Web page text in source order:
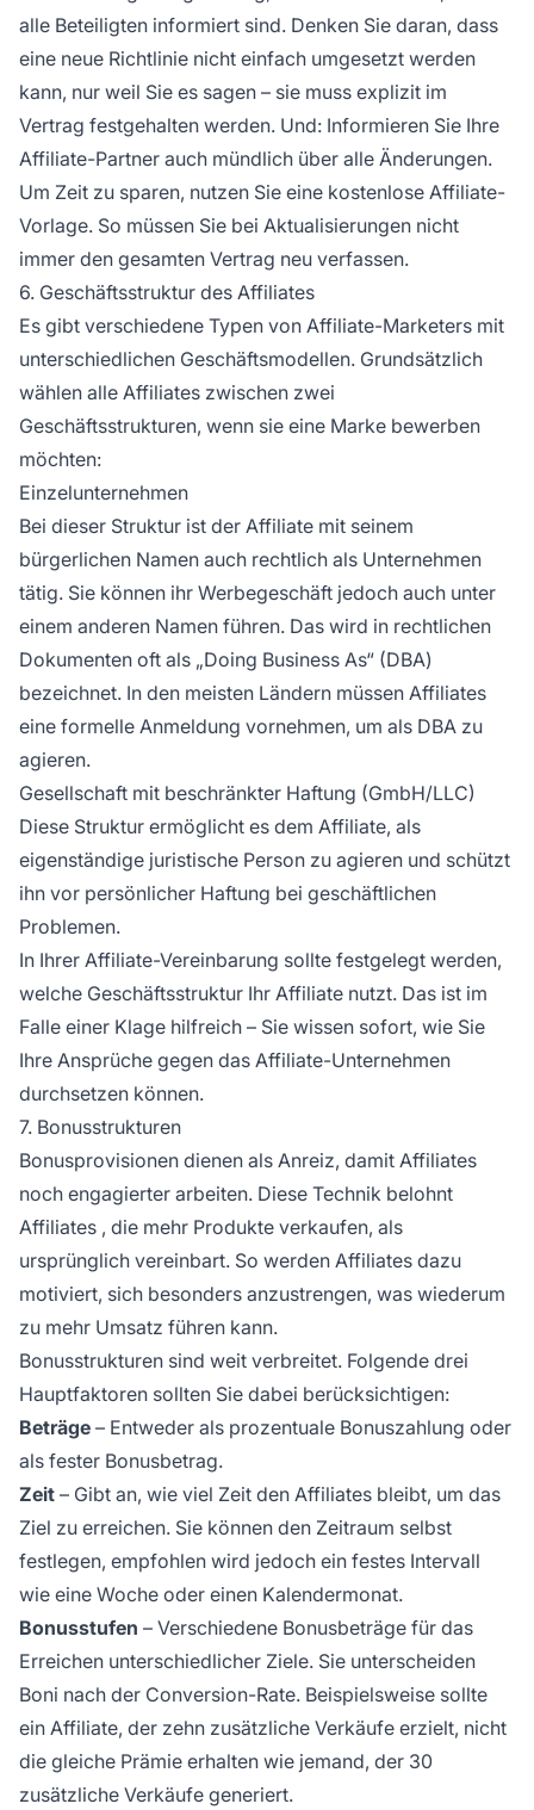
alle Beteiligten informiert sind. Denken Sie daran, dass
eine neue Richtlinie nicht einfach umgesetzt werden
kann, nur weil Sie es sagen – sie muss explizit im
Vertrag festgehalten werden. Und: Informieren Sie Ihre
Affiliate-Partner auch mündlich über alle Änderungen.
Um Zeit zu sparen, nutzen Sie eine kostenlose Affiliate-
Vorlage. So müssen Sie bei Aktualisierungen nicht
immer den gesamten Vertrag neu verfassen.
6. Geschäftsstruktur des Affiliates
Es gibt verschiedene Typen von Affiliate-Marketers mit
unterschiedlichen Geschäftsmodellen. Grundsätzlich
wählen alle Affiliates zwischen zwei
Geschäftsstrukturen, wenn sie eine Marke bewerben
möchten:
Einzelunternehmen
Bei dieser Struktur ist der Affiliate mit seinem
bürgerlichen Namen auch rechtlich als Unternehmen
tätig. Sie können ihr Werbegeschäft jedoch auch unter
einem anderen Namen führen. Das wird in rechtlichen
Dokumenten oft als „Doing Business As“ (DBA)
bezeichnet. In den meisten Ländern müssen Affiliates
eine formelle Anmeldung vornehmen, um als DBA zu
agieren.
Gesellschaft mit beschränkter Haftung (GmbH/LLC)
Diese Struktur ermöglicht es dem Affiliate, als
eigenständige juristische Person zu agieren und schützt
ihn vor persönlicher Haftung bei geschäftlichen
Problemen.
In Ihrer Affiliate-Vereinbarung sollte festgelegt werden,
welche Geschäftsstruktur Ihr Affiliate nutzt. Das ist im
Falle einer Klage hilfreich – Sie wissen sofort, wie Sie
Ihre Ansprüche gegen das Affiliate-Unternehmen
durchsetzen können.
7. Bonusstrukturen
Bonusprovisionen dienen als Anreiz, damit Affiliates
noch engagierter arbeiten. Diese Technik belohnt
Affiliates , die mehr Produkte verkaufen, als
ursprünglich vereinbart. So werden Affiliates dazu
motiviert, sich besonders anzustrengen, was wiederum
zu mehr Umsatz führen kann.
Bonusstrukturen sind weit verbreitet. Folgende drei
Hauptfaktoren sollten Sie dabei berücksichtigen:
Beträge – Entweder als prozentuale Bonuszahlung oder
als fester Bonusbetrag.
Zeit – Gibt an, wie viel Zeit den Affiliates bleibt, um das
Ziel zu erreichen. Sie können den Zeitraum selbst
festlegen, empfohlen wird jedoch ein festes Intervall
wie eine Woche oder einen Kalendermonat.
Bonusstufen – Verschiedene Bonusbeträge für das
Erreichen unterschiedlicher Ziele. Sie unterscheiden
Boni nach der Conversion-Rate. Beispielsweise sollte
ein Affiliate, der zehn zusätzliche Verkäufe erzielt, nicht
die gleiche Prämie erhalten wie jemand, der 30
zusätzliche Verkäufe generiert.